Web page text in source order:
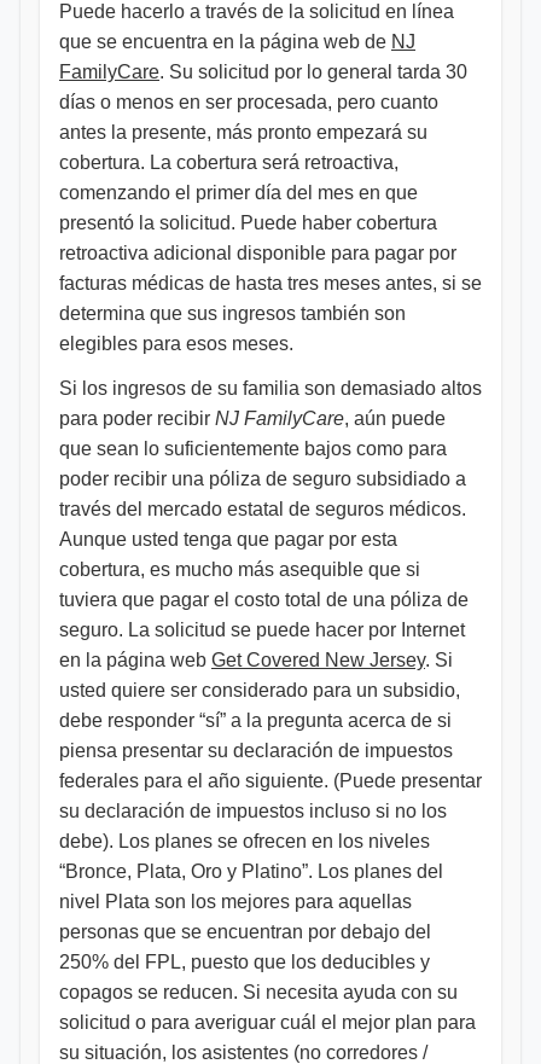
Puede hacerlo a través de la solicitud en línea
que se encuentra en la página web de NJ
FamilyCare. Su solicitud por lo general tarda 30
días o menos en ser procesada, pero cuanto
antes la presente, más pronto empezará su
cobertura. La cobertura será retroactiva,
comenzando el primer día del mes en que
presentó la solicitud. Puede haber cobertura
retroactiva adicional disponible para pagar por
facturas médicas de hasta tres meses antes, si se
determina que sus ingresos también son
elegibles para esos meses.
Si los ingresos de su familia son demasiado altos
para poder recibir NJ FamilyCare, aún puede
que sean lo suficientemente bajos como para
poder recibir una póliza de seguro subsidiado a
través del mercado estatal de seguros médicos.
Aunque usted tenga que pagar por esta
cobertura, es mucho más asequible que si
tuviera que pagar el costo total de una póliza de
seguro. La solicitud se puede hacer por Internet
en la página web Get Covered New Jersey. Si
usted quiere ser considerado para un subsidio,
debe responder “sí” a la pregunta acerca de si
piensa presentar su declaración de impuestos
federales para el año siguiente. (Puede presentar
su declaración de impuestos incluso si no los
debe). Los planes se ofrecen en los niveles
“Bronce, Plata, Oro y Platino”. Los planes del
nivel Plata son los mejores para aquellas
personas que se encuentran por debajo del
250% del FPL, puesto que los deducibles y
copagos se reducen. Si necesita ayuda con su
solicitud o para averiguar cuál el mejor plan para
su situación, los asistentes (no corredores /